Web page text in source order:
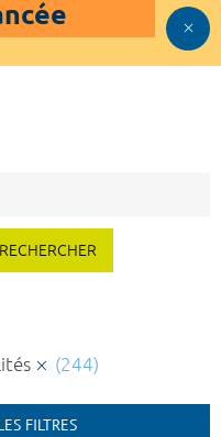
RECHERCHER
(244)
FILTRES